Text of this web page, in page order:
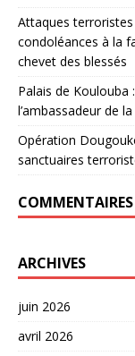
Attaques terroristes
condoléances à la
chevet des blessés
Palais de Koulouba
l’ambassadeur de
Opération
sanctuaires
ARCHIVES
juin 2026
avril 2026